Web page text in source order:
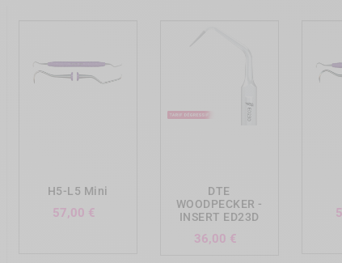
H5-L5 Mini
57,00 €
DTE
WOODPECKER -
INSERT ED23D
36,00 €